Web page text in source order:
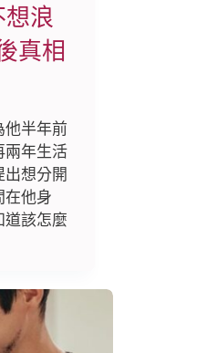
浪
真相
他半年前
兩年生活
想分開
在他身
道該怎麼